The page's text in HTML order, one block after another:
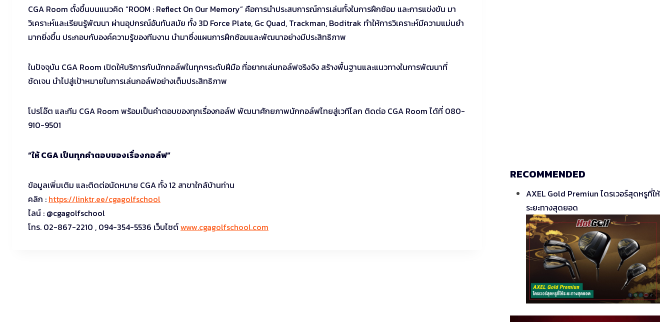
CGA Room ตั้งขึ้นบนแนวคิด “ROOM : Reflect On Our Memory” คือการนำประสบการณ์การเล่นทั้งในการฝึกซ้อม และการแข่งขัน มา
วิเคราะห์และเรียนรู้พัฒนา ผ่านอุปกรณ์อันทันสมัย ทั้ง 3D Force Plate, Gc Quad, Trackman, Boditrak ทำให้การวิเคราะห์มีความแม่นยำ
มากยิ่งขึ้น ประกอบกับองค์ความรู้ของทีมงาน นำมาซึ่งแผนการฝึกซ้อมและพัฒนาอย่างมีประสิทธิภาพ
ในปัจจุบัน CGA Room เปิดให้บริการกับนักกอล์ฟในทุกๆระดับฝีมือ ที่อยากเล่นกอล์ฟจริงจัง สร้างพื้นฐานและแนวทางในการพัฒนาที่
ชัดเจน นำไปสู่เป้าหมายในการเล่นกอล์ฟอย่างเต็มประสิทธิภาพ
โปรโอ๊ต และทีม CGA Room พร้อมเป็นคำตอบของทุกเรื่องกอล์ฟ พัฒนาศักยภาพนักกอล์ฟไทยสู่เวทีโลก ติดต่อ CGA Room ได้ที่ 080-
910-9501
“ให้ CGA เป็นทุกคำตอบของเรื่องกอล์ฟ”
ข้อมูลเพิ่มเติม และติดต่อนัดหมาย CGA ทั้ง 12 สาขาใกล้บ้านท่าน
คลิก : https://linktr.ee/cgagolfschool
ไลน์ : @cgagolfschool
โทร. 02-867-2210 , 094-354-5536 เว็บไซต์www.cgagolfschool.com
RECOMMENDED
AXEL Gold Premiun ไดรเวอร์สุดหรูที่ให้
ระยะทางสุดยอด